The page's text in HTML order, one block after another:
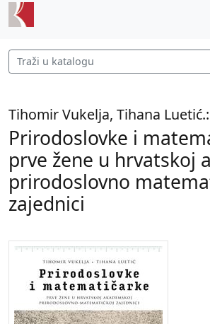
Tihomir Vukelja, Tihana Luetić.:
Prirodoslovke i
prve žene u hrvatskoj
prirodoslovno
zajednici